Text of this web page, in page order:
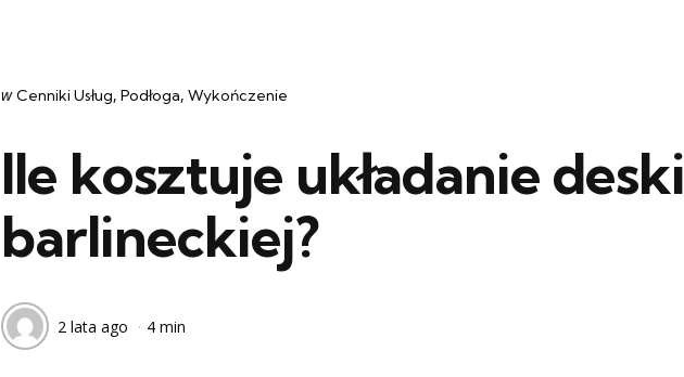
Categories
post
w Cenniki Usług Podłoga Wykończenie
Ile kosztuje układanie deski
barlineckiej?
2 lata ago 4 min